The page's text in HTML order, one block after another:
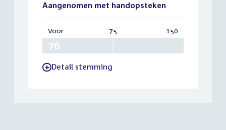
Aangenomen met handopsteken
Voor:
75 150
-Detail stemming